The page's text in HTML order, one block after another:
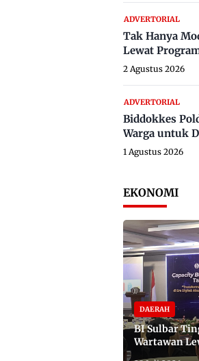
ADVERTORIAL
Tak Hanya
Lewat
2 Agustus 2026
ADVERTORIAL
Biddokkes
Warga untuk
1 Agustus 2026
EKONOMI
DAERAH
BI Sulbar
Wartawan
2026